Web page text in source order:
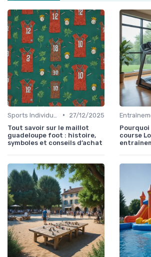
•
27/12/2025
Tout savoir sur le maillot
guadeloupe foot : histoire,
symboles et conseils d’achat
course